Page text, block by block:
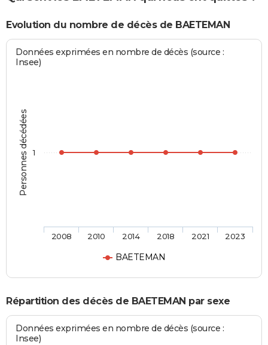
Evolution du nombre de décès de BAETEMAN
Personnes décédées
Données exprimées en nombre de décès (source :
Insee)
BAETEMAN
2008 2010 2014 2018 2021 2023
1
Répartition des décès de BAETEMAN par sexe
Données exprimées en nombre de décès (source :
Insee)